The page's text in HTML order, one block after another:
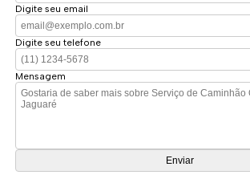
Digite seu email
Digite seu telefone
Mensagem